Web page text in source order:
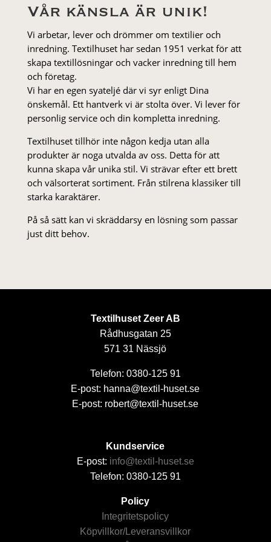
Vår känsla är unik!
Vi arbetar, lever och drömmer om textilier och
inredning. Textilhuset har sedan 1951 verkat för att
skapa textillösningar och vacker inredning till hem
och företag.
Vi har en egen syateljé där vi syr enligt Dina
önskemål. Ett hantverk vi är stolta över. Vi lever för
personlig service och din kompletta inredning.
Textilhuset tillhör inte någon kedja utan alla
produkter är noga utvalda av oss. Detta för att
kunna skapa vår unika stil. Vi strä­var efter ett brett
och välsorterat sor­ti­ment. Från stil­rena klas­siker till
starka karaktärer.
På så sätt kan vi skräddarsy en lösning som passar
just ditt behov.
Textilhuset Zeer AB
Rådhusgatan 25
571 31 Nässjö
Telefon: 0380-125 91
E-post: hanna@textil-huset.se
E-post: robert@textil-huset.se
Kundservice
E-post: info@textil-huset.se
Telefon: 0380-125 91
Policy
Integritetspolicy
Köpvillkor/Leveransvillkor